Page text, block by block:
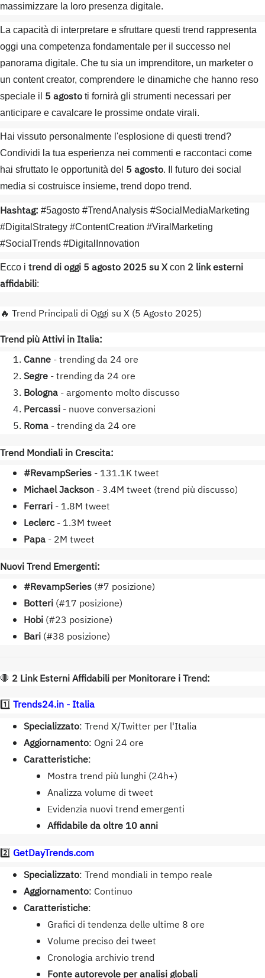
massimizzare la loro presenza digitale.
La capacità di interpretare e sfruttare questi trend rappresenta
oggi una competenza fondamentale per il successo nel
panorama digitale. Che tu sia un imprenditore, un marketer o
un content creator, comprendere le dinamiche che hanno reso
speciale il 5 agosto ti fornirà gli strumenti necessari per
anticipare e cavalcare le prossime ondate virali.
Hai vissuto personalmente l'esplosione di questi trend?
Condividi la tua esperienza nei commenti e raccontaci come
hai sfruttato le opportunità del 5 agosto. Il futuro dei social
media si costruisce insieme, trend dopo trend.
Hashtag: #5agosto #TrendAnalysis #SocialMediaMarketing
#DigitalStrategy #ContentCreation #ViralMarketing
#SocialTrends #DigitalInnovation
Ecco i trend di oggi 5 agosto 2025 su X con 2 link esterni
affidabili:
🔥 Trend Principali di Oggi su X (5 Agosto 2025)
Trend più Attivi in Italia:
Canne - trending da 24 ore
Segre - trending da 24 ore
Bologna - argomento molto discusso
Percassi - nuove conversazioni
Roma - trending da 24 ore
Trend Mondiali in Crescita:
#RevampSeries - 131.1K tweet
Michael Jackson - 3.4M tweet (trend più discusso)
Ferrari - 1.8M tweet
Leclerc - 1.3M tweet
Papa - 2M tweet
Nuovi Trend Emergenti:
#RevampSeries (#7 posizione)
Botteri (#17 posizione)
Hobi (#23 posizione)
Bari (#38 posizione)
🛑 2 Link Esterni Affidabili per Monitorare i Trend:
1️⃣ Trends24.in - Italia
Specializzato: Trend X/Twitter per l'Italia
Aggiornamento: Ogni 24 ore
Caratteristiche:
Mostra trend più lunghi (24h+)
Analizza volume di tweet
Evidenzia nuovi trend emergenti
Affidabile da oltre 10 anni
2️⃣ GetDayTrends.com
Specializzato: Trend mondiali in tempo reale
Aggiornamento: Continuo
Caratteristiche:
Grafici di tendenza delle ultime 8 ore
Volume preciso dei tweet
Cronologia archivio trend
Fonte autorevole per analisi globali